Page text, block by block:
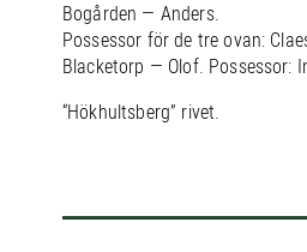
Bogården — Anders.
Possessor för de tre ovan:
Blacketorp — Olof. Possessor:
“Hökhultsberg” rivet.